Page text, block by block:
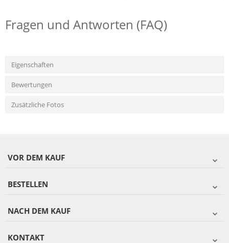
Fragen und Antworten (FAQ)
Eigenschaften
Bewertungen
Zusätzliche Fotos
VOR DEM KAUF
BESTELLEN
NACH DEM KAUF
KONTAKT